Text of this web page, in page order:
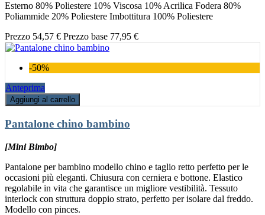
Esterno 80% Poliestere 10% Viscosa 10% Acrilica Fodera 80%
Poliammide 20% Poliestere Imbottitura 100% Poliestere
Prezzo 54,57 € Prezzo base 77,95 €
-50%
Anteprima
Aggiungi al carrello
Pantalone chino bambino
[Mini Bimbo]
Pantalone per bambino modello chino e taglio retto perfetto per le
occasioni più eleganti. Chiusura con cerniera e bottone. Elastico
regolabile in vita che garantisce un migliore vestibilità. Tessuto
interlock con struttura doppio strato, perfetto per isolare dal freddo.
Modello con pinces.